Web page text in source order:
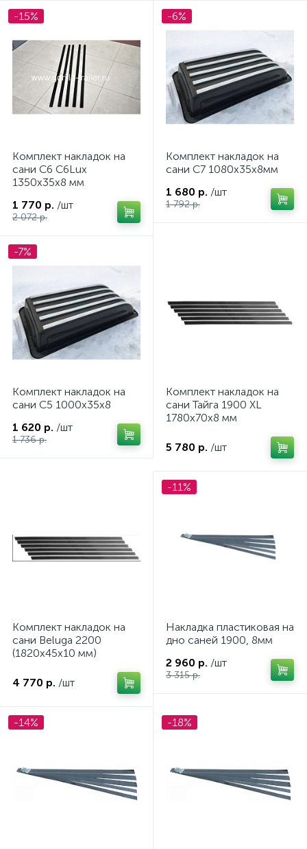
-15%
Комплект накладок на
сани C6 С6Lux
1350х35х8 мм
1 770 р. /шт
2 072 р.
-6%
Комплект накладок на
сани C7 1080х35х8мм
1 680 р. /шт
1 792 р.
-7%
Комплект накладок на
сани C5 1000х35х8
1 620 р. /шт
1 736 р.
Комплект накладок на
сани Тайга 1900 XL
1780х70х8 мм
5 780 р. /шт
Комплект накладок на
сани Beluga 2200
(1820х45х10 мм)
4 770 р. /шт
-11%
Накладка пластиковая на
дно саней 1900, 8мм
2 960 р. /шт
3 315 р.
-14% -18%